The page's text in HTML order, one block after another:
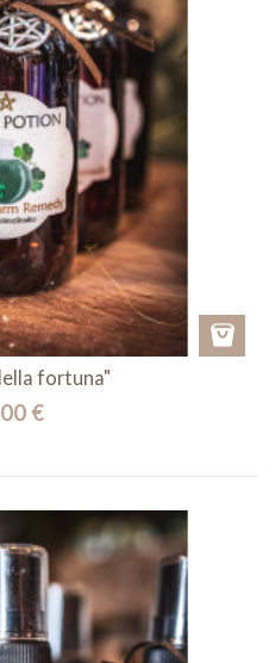
fortuna"
€